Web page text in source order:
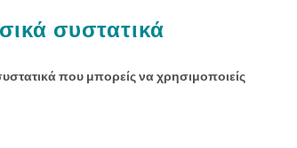
συστατικά
που μπορείς να χρησιμοποιείς